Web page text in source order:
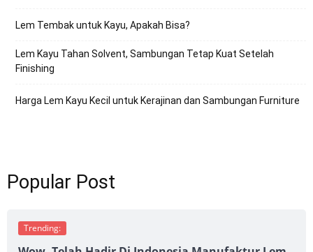
Lem Tembak untuk Kayu, Apakah Bisa?
Lem Kayu Tahan Solvent, Sambungan Tetap Kuat Setelah
Finishing
Harga Lem Kayu Kecil untuk Kerajinan dan Sambungan Furniture
Popular Post
Trending: